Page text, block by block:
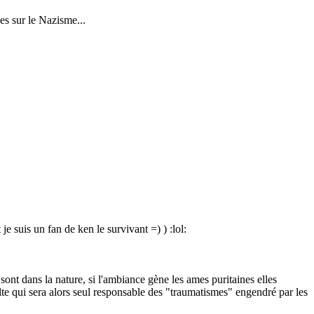
sur le Nazisme...
suis un fan de ken le survivant =) ) :lol:
dans la nature, si l'ambiance gène les ames puritaines elles
qui sera alors seul responsable des "traumatismes" engendré par les